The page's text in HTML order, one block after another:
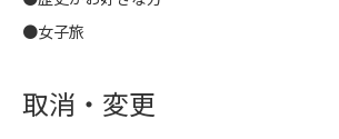
●女子旅
取消・変更